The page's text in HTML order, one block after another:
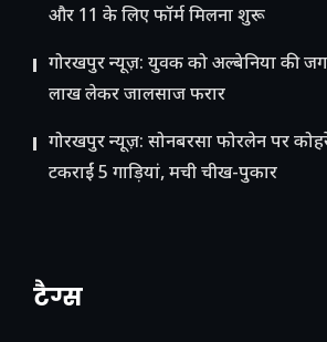
और 11 के लिए फॉर्म मिलना शुरू
गोरखपुर न्यूज़: युवक को अल्बेनिया की
लाख लेकर जालसाज फरार
गोरखपुर न्यूज़: सोनबरसा फोरलेन पर
टकराईं 5 गाड़ियां, मची चीख-पुकार
टैग्स